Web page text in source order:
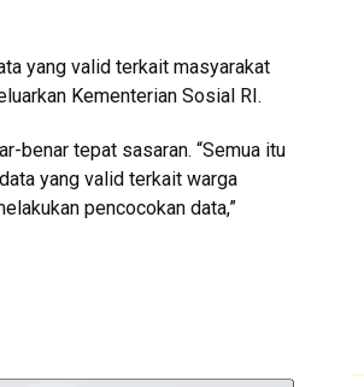
yang valid terkait masyarakat
Kementerian Sosial RI.
benar tepat sasaran. “Semua itu
yang valid terkait warga
pencocokan data,”